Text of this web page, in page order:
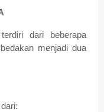
dari beberapa
menjadi dua